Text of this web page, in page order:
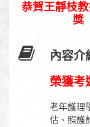
恭賀王靜枝
獎
內容介
榮獲考
老年護理
估、照護